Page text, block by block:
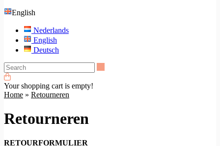
English
Nederlands
English
Deutsch
Your shopping cart is empty!
Home » Retourneren
Retourneren
RETOURFORMULIER